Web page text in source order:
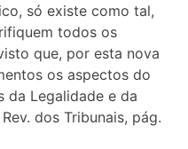
só existe como tal,
todos os
que, por esta nova
os aspectos do
da Legalidade e da
dos Tribunais, pág.